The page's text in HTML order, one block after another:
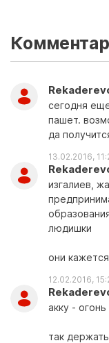
сегодня
пашет.
да
13.02.2016,
изгалиев,
людишки
они
12.02.2016,
акку -
так